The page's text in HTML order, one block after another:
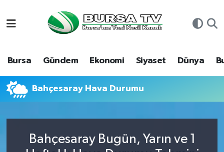
Bursa Gündem Ekonomi Siyaset Dünya
Bahçesaray Hava Durumu
Bahçesaray Bugün, Yarın ve 1
Bursa
Dünya
Ekonomi
Hava Durumu
Namaz Vakitleri
Süper Lig Puan Durumu ve Fikstür